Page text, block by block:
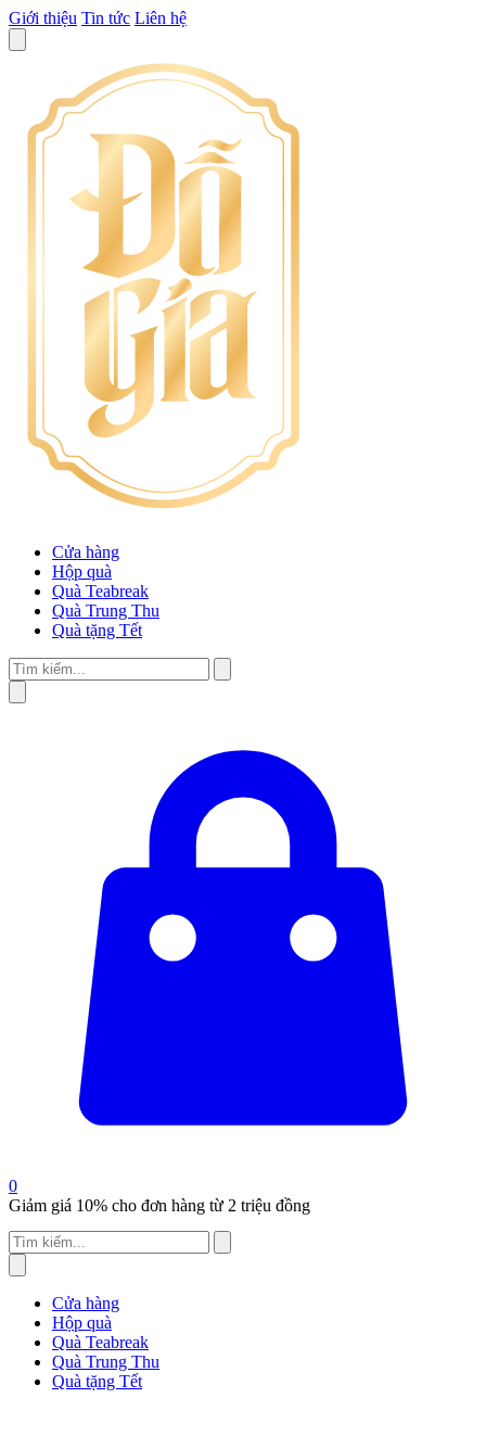
Giới thiệu Tin tức Liên hệ
Cửa hàng
Hộp quà
Quà Teabreak
Quà Trung Thu
Quà tặng Tết
0
Giảm giá 10% cho đơn hàng từ 2 triệu đồng
Cửa hàng
Hộp quà
Quà Teabreak
Quà Trung Thu
Quà tặng Tết